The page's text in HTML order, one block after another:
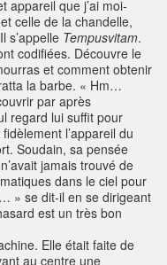
appareil que j’ai moi-
celle de la chandelle,
s’appelle Tempusvitam.
codifiées. Découvre le
et comment obtenir
la barbe. « Hm…
par après
regard lui suffit pour
l’appareil du
Soudain, sa pensée
jamais trouvé de
dans le ciel pour
» se dit-il en se dirigeant
est un très bon
Elle était faite de
au centre une